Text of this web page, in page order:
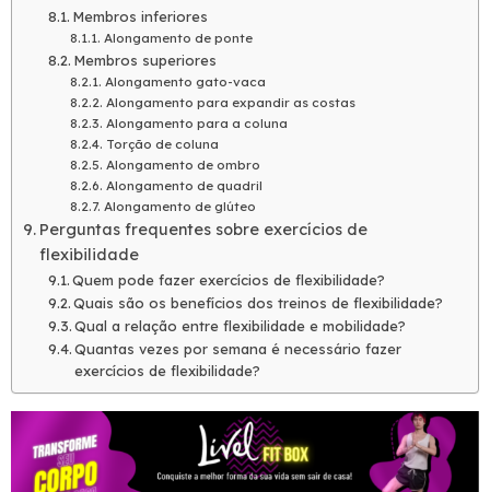
Membros inferiores
Alongamento de ponte
Membros superiores
Alongamento gato-vaca
Alongamento para expandir as costas
Alongamento para a coluna
Torção de coluna
Alongamento de ombro
Alongamento de quadril
Alongamento de glúteo
Perguntas frequentes sobre exercícios de
flexibilidade
Quem pode fazer exercícios de flexibilidade?
Quais são os benefícios dos treinos de flexibilidade?
Qual a relação entre flexibilidade e mobilidade?
Quantas vezes por semana é necessário fazer
exercícios de flexibilidade?